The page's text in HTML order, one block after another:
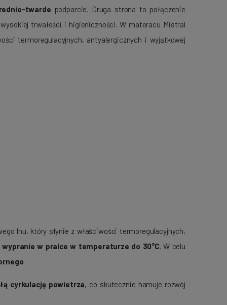
twarde podparcie. Druga strona to połączenie
trwałości i higieniczności. W materacu Mistral
termoregulacyjnych, antyalergicznych i wyjątkowej
lnu, który słynie z właściwości termoregulacyjnych,
w pralce w temperaturze do 30°C . W celu
cyrkulację powietrza, co skutecznie hamuje rozwój